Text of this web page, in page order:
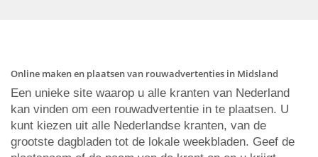
Online maken en plaatsen van rouwadvertenties in Midsland
Een unieke site waarop u alle kranten van Nederland
kan vinden om een rouwadvertentie in te plaatsen. U
kunt kiezen uit alle Nederlandse kranten, van de
grootste dagbladen tot de lokale weekbladen. Geef de